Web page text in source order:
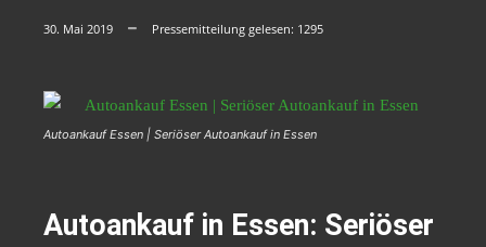
30. Mai 2019 Pressemitteilung gelesen: 1295
Autoankauf Essen | Seriöser Autoankauf in Essen
Autoankauf in Essen: Seriöser